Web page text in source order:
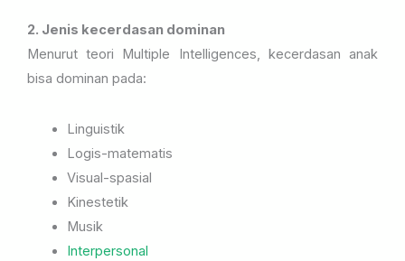
2. Jenis kecerdasan dominan
Menurut teori Multiple Intelligences, kecerdasan anak
bisa dominan pada:
Linguistik
Logis-matematis
Visual-spasial
Kinestetik
Musik
Interpersonal